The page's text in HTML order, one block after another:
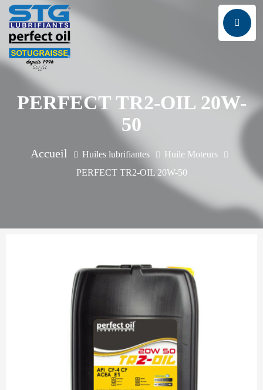
PERFECT TR2-OIL 20W-
50
Huiles lubrifiantes
Huile Moteurs
PERFECT TR2-OIL 20W-50